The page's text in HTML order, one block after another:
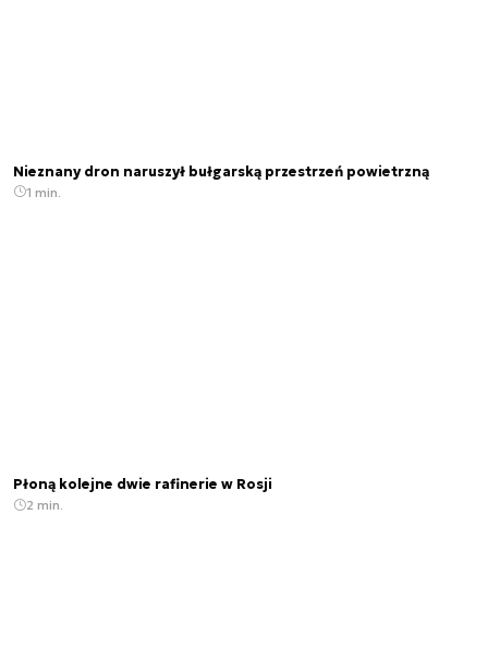
Nieznany dron naruszył bułgarską przestrzeń powietrzną
1 min.
Płoną kolejne dwie rafinerie w Rosji
2 min.